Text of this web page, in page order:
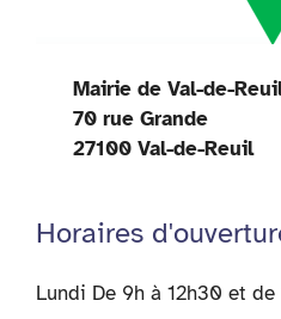
Mairie de Val-de-
70 rue Grande
27100 Val-de-Reuil
Horaires
Lundi De 9h à 12h30 et